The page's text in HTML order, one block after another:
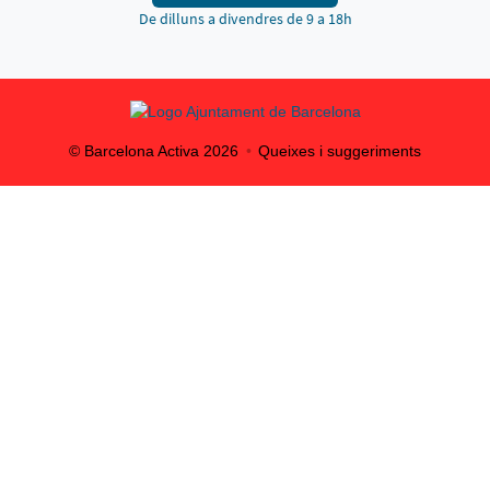
De dilluns a divendres de 9 a 18h
© Barcelona Activa 2026 Queixes i suggeriments